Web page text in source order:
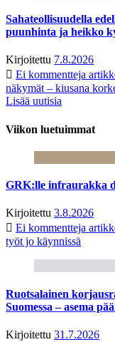
Sahateollisuudella
puunhinta ja heikko
Kirjoitettu 7.8.2026
Ei kommentteja
näkymät – kiusana
Lisää uutisia
Viikon luetuimmat
GRK:lle infraurakka
Kirjoitettu 3.8.2026
Ei kommentteja
työt jo käynnissä
Ruotsalainen
Suomessa – asema
Kirjoitettu 31.7.2026